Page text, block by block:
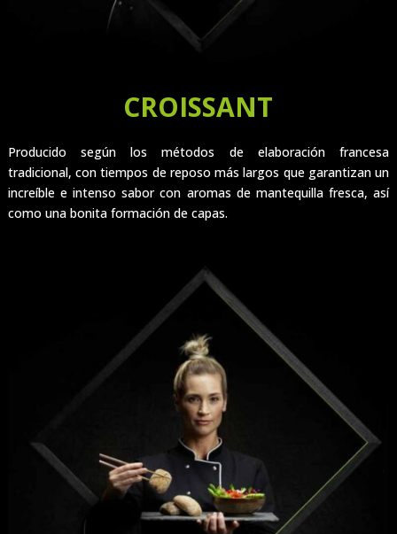
CROISSANT
Producido según los métodos de elaboración francesa
tradicional, con tiempos de reposo más largos que garantizan un
increíble e intenso sabor con aromas de mantequilla fresca, así
como una bonita formación de capas.